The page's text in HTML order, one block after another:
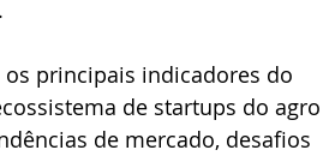
principais indicadores do
de startups do agro
de mercado, desafios